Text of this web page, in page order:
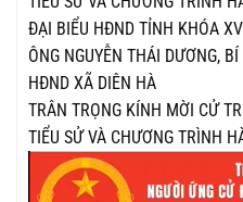
ĐẠI BIỂU HĐND TỈNH KHÓA
ÔNG NGUYỄN THÁI DƯƠNG,
HĐND XÃ DIÊN HÀ
TRÂN TRỌNG KÍNH MỜI CỬ
TIỂU SỬ VÀ CHƯƠNG TRÌNH
Trình
chơi